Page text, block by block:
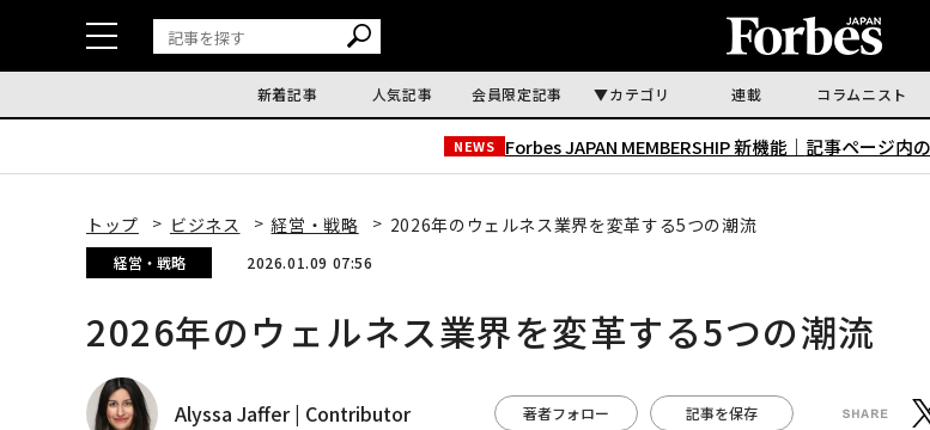
新着記事 人気記事 会員限定記事 カテゴリ 連載 コラムニスト
NEWS Forbes JAPAN MEMBERSHIP 新機能｜ 記事ページ内
トップ ビジネス 経営・戦略 2026年のウェルネス業界を変革する5つの潮流
経営・戦略 2026.01.09 07:56
2026年のウェルネス業界を変革する5つの潮流
Alyssa Jaffer | Contributor 著者フォロー 記事を保存